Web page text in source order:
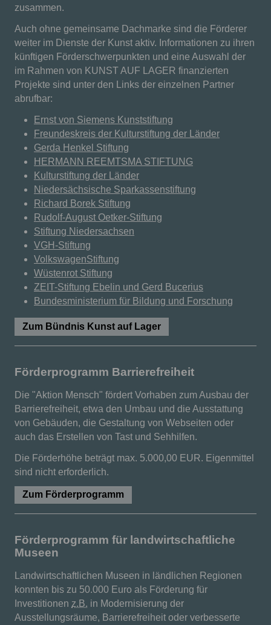
zusammen.
Auch ohne gemeinsame Dachmarke sind die Förderer
weiter im Dienste der Kunst aktiv. Informationen zu ihren
künftigen Förderschwerpunkten und eine Auswahl der
im Rahmen von KUNST AUF LAGER finanzierten
Projekte sind unter den Links der einzelnen Partner
abrufbar:
Ernst von Siemens Kunststiftung
Freundeskreis der Kulturstiftung der Länder
Gerda Henkel Stiftung
HERMANN REEMTSMA STIFTUNG
Kulturstiftung der Länder
Niedersächsische Sparkassenstiftung
Richard Borek Stiftung
Rudolf-August Oetker-Stiftung
Stiftung Niedersachsen
VGH-Stiftung
VolkswagenStiftung
Wüstenrot Stiftung
ZEIT-Stiftung Ebelin und Gerd Bucerius
Bundesministerium für Bildung und Forschung
Zum Bündnis Kunst auf Lager
Förderprogramm Barrierefreiheit
Die "Aktion Mensch" fördert Vorhaben zum Ausbau der
Barrierefreiheit, etwa den Umbau und die Ausstattung
von Gebäuden, die Gestaltung von Webseiten oder
auch das Erstellen von Tast und Sehhilfen.
Die Förderhöhe beträgt max. 5.000,00 EUR. Eigenmittel
sind nicht erforderlich.
Zum Förderprogramm
Förderprogramm für landwirtschaftliche
Museen
Landwirtschaftlichen Museen in ländlichen Regionen
konnten bis zu 50.000 Euro als Förderung für
Investitionen z.B. in Modernisierung der
Ausstellungsräume, Barrierefreiheit oder verbesserte